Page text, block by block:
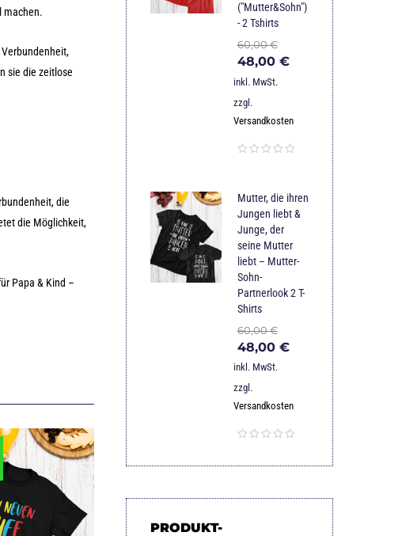
machen.
sie die zeitlose
die
die Möglichkeit,
Papa & Kind –
("Mutter&Sohn")
- 2 Tshirts
60,00€
48,00 €
inkl. MwSt.
zzgl.
Versandkosten
Mutter, die ihren
Jungen liebt &
Junge, der
seine Mutter
liebt – Mutter-
Sohn-
Partnerlook 2 T-
Shirts
60,00€
48,00 €
inkl. MwSt.
zzgl.
Versandkosten
PRODUKT-